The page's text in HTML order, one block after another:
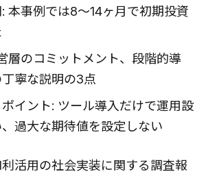
本事例では8〜14ヶ月で初期投資
層のコミットメント、段階的導
寧な説明の3点
イント: ツール導入だけで運用設
過大な期待値を設定しない
活用の社会実装に関する調査報